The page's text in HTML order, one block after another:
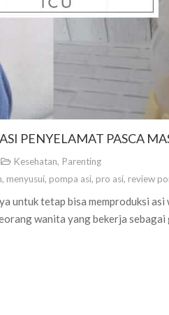
PENYELAMAT PASCA
Kesehatan, Parenting
, menyusui, pompa asi, pro asi, review
untuk tetap bisa memproduksi
wanita yang bekerja